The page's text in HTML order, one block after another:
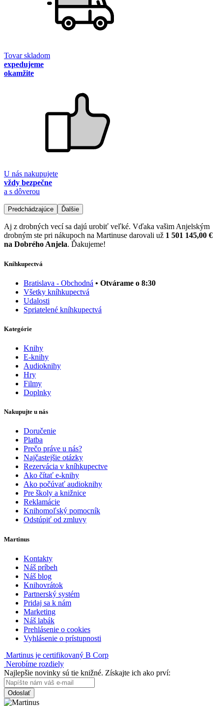
Tovar skladom
expedujeme
okamžite
U nás nakupujete
vždy bezpečne
a s dôverou
Predchádzajúce Ďalšie
Aj z drobných vecí sa dajú urobiť veľké. Vďaka vašim Anjelským
drobným ste pri nákupoch na Martinuse darovali už 1 501 145,00 €
na Dobrého Anjela. Ďakujeme!
Kníhkupectvá
Bratislava - Obchodná • Otvárame o 8:30
Všetky kníhkupectvá
Udalosti
Spriatelené kníhkupectvá
Kategórie
Knihy
E-knihy
Audioknihy
Hry
Filmy
Doplnky
Nakupujte u nás
Doručenie
Platba
Prečo práve u nás?
Najčastejšie otázky
Rezervácia v kníhkupectve
Ako čítať e-knihy
Ako počúvať audioknihy
Pre školy a knižnice
Reklamácie
Knihomoľský pomocník
Odstúpiť od zmluvy
Martinus
Kontakty
Náš príbeh
Náš blog
Knihovrátok
Partnerský systém
Pridaj sa k nám
Marketing
Náš labák
Prehlásenie o cookies
Vyhlásenie o prístupnosti
Martinus je certifikovaný B Corp
Nerobíme rozdiely
Najlepšie novinky sú tie knižné. Získajte ich ako prví:
Odoslať